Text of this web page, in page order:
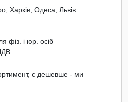
Харків, Одеса, Львів
фіз. і юр. осіб
є дешевше - ми